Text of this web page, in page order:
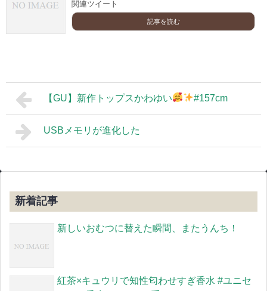
関連ツイート
記事を読む
【GU】新作トップスかわゆい #157cm
USBメモリが進化した
新着記事
新しいおむつに替えた瞬間、またうんち！
紅茶×キュウリで知性匂わせすぎ香水 #ユニセ